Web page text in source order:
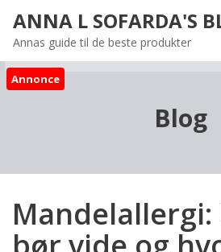
content
ANNA L SOFARDA'S
Annas guide til de beste produkter
Annonce
Blog
Mandelallergi: